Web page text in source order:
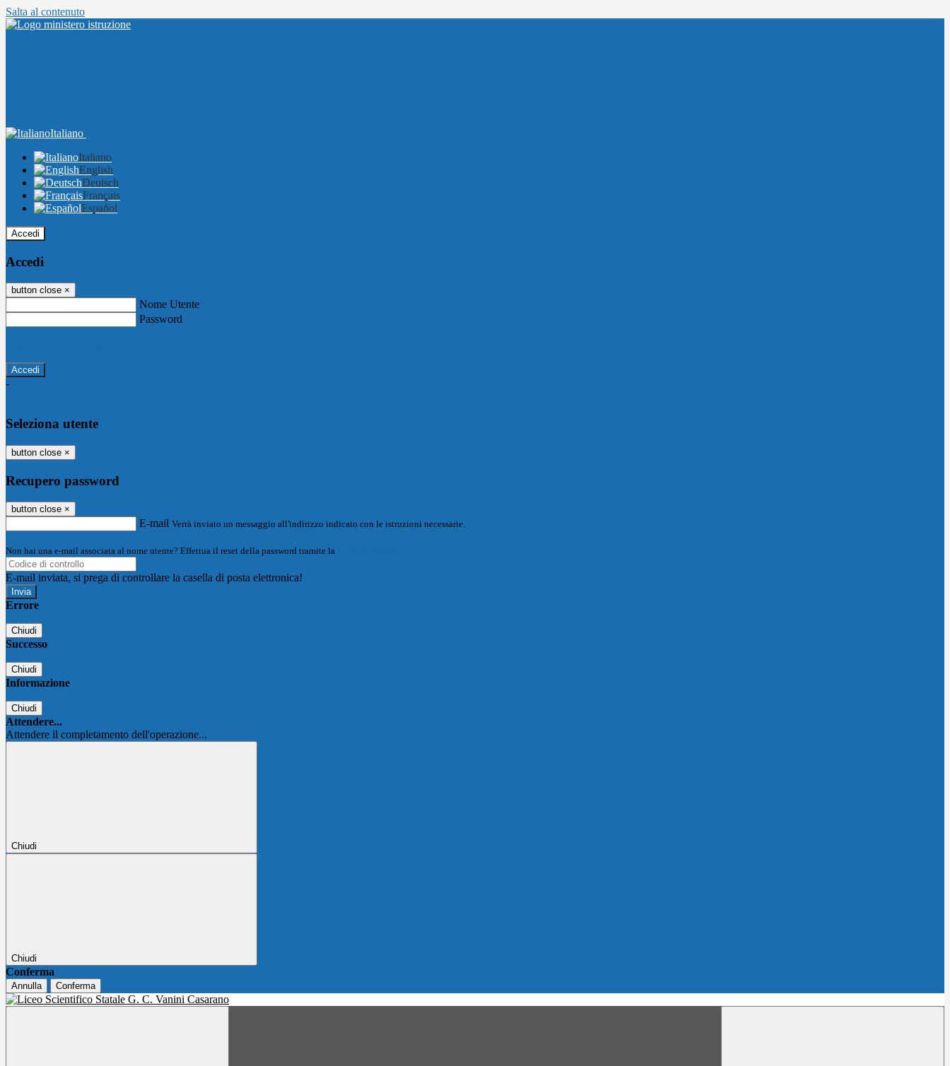
Salta al contenuto
Italiano
Italiano
English
Deutsch
Français
Español
Accedi
Accedi
button close ×
Nome Utente
Password
-
Seleziona utente
button close ×
Recupero password
button close ×
E-mail Verrà inviato un messaggio all'indirizzo indicato con le istruzioni necessarie.
Non hai una e-mail associata al nome utente? Effettua il reset della password tramite la
E-mail inviata, si prega di controllare la casella di posta elettronica!
Errore
Chiudi
Successo
Chiudi
Informazione
Chiudi
Attendere...
Attendere il completamento dell'operazione...
Chiudi
Chiudi
Conferma
Annulla Conferma